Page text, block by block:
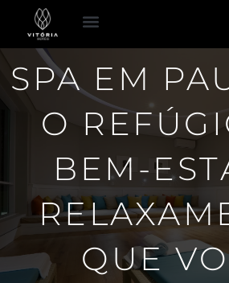
o
conteúdo
SPA EM
O
BEM-
QUE